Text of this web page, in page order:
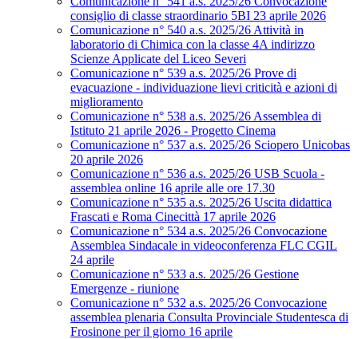
consiglio di classe straordinario 5BI 23 aprile 2026
Comunicazione n° 540 a.s. 2025/26 Attività in
laboratorio di Chimica con la classe 4A indirizzo
Scienze Applicate del Liceo Severi
Comunicazione n° 539 a.s. 2025/26 Prove di
evacuazione - individuazione lievi criticità e azioni di
miglioramento
Comunicazione n° 538 a.s. 2025/26 Assemblea di
Istituto 21 aprile 2026 - Progetto Cinema
Comunicazione n° 537 a.s. 2025/26 Sciopero Unicobas
20 aprile 2026
Comunicazione n° 536 a.s. 2025/26 USB Scuola -
assemblea online 16 aprile alle ore 17.30
Comunicazione n° 535 a.s. 2025/26 Uscita didattica
Frascati e Roma Cinecittà 17 aprile 2026
Comunicazione n° 534 a.s. 2025/26 Convocazione
Assemblea Sindacale in videoconferenza FLC CGIL
24 aprile
Comunicazione n° 533 a.s. 2025/26 Gestione
Emergenze - riunione
Comunicazione n° 532 a.s. 2025/26 Convocazione
assemblea plenaria Consulta Provinciale Studentesca di
Frosinone per il giorno 16 aprile